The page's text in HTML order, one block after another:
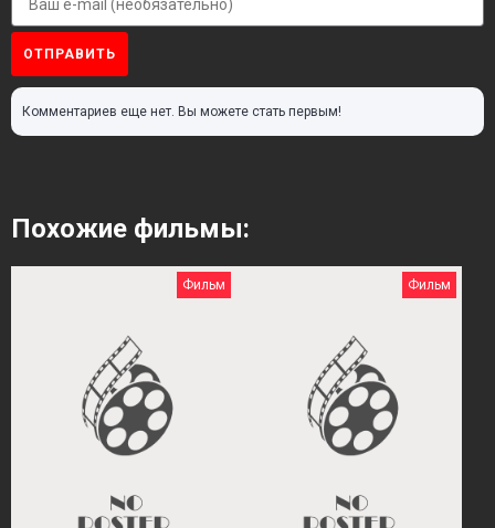
ОТПРАВИТЬ
Комментариев еще нет. Вы можете стать первым!
Похожие фильмы:
Фильм Фильм